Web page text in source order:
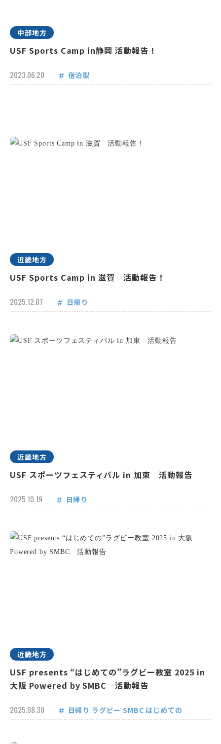
中部地方
USF Sports Camp in静岡 活動報告！
2023.06.20 宿泊型
近畿地方
USF Sports Camp in 滋賀 活動報告！
2025.12.07 日帰り
近畿地方
USF スポーツフェスティバル in 加東 活動報告
2025.10.19 日帰り
近畿地方
USF presents “はじめての”ラグビー教室 2025 in
大阪 Powered by SMBC 活動報告
2025.08.30 日帰り ラグビー SMBC はじめての